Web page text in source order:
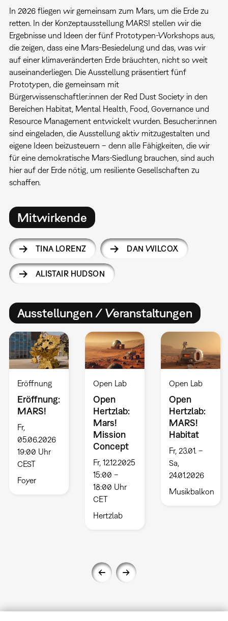
In 2026 fliegen wir gemeinsam zum Mars, um die Erde zu
retten. In der Konzeptausstellung MARS! stellen wir die
Ergebnisse und Ideen der fünf Prototypen-Workshops aus,
die zeigen, dass eine Mars-Besiedelung und das, was wir
auf einer klimaveränderten Erde bräuchten, nicht so weit
auseinanderliegen. Die Ausstellung präsentiert fünf
Prototypen, die gemeinsam mit
Bürgerwissenschaftler:innen der Red Dust Society in den
Bereichen Habitat, Mental Health, Food, Governance und
Resource Management entwickelt wurden. Besucher:innen
sind eingeladen, die Ausstellung aktiv mitzugestalten und
eigene Ideen beizusteuern – denn alle Fähigkeiten, die wir
für eine demokratische Mars-Siedlung brauchen, sind auch
hier auf der Erde nötig, um resiliente Gesellschaften zu
schaffen.
Mitwirkende
TINA LORENZ DAN WILCOX
ALISTAIR HUDSON
Ausstellungen / Veranstaltungen
Eröffnung
Eröffnung:
MARS!
Fr,
05.06.2026
19:00 Uhr
CEST
Foyer
Open Lab
Open
Hertzlab:
Mars!
Mission
Concept
Fr, 12.12.2025
15:00 –
18:00 Uhr
CET
Hertzlab
Open Lab
Open
Hertzlab:
MARS!
Habitat
Fr, 23.01. –
Sa,
24.01.2026
Musikbalkon